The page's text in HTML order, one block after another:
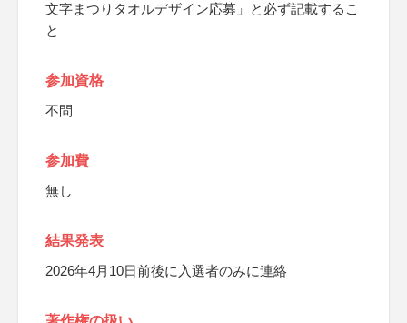
文字まつりタオルデザイン応募」と必ず記載するこ
と
参加資格
不問
参加費
無し
結果発表
2026年4月10日前後に入選者のみに連絡